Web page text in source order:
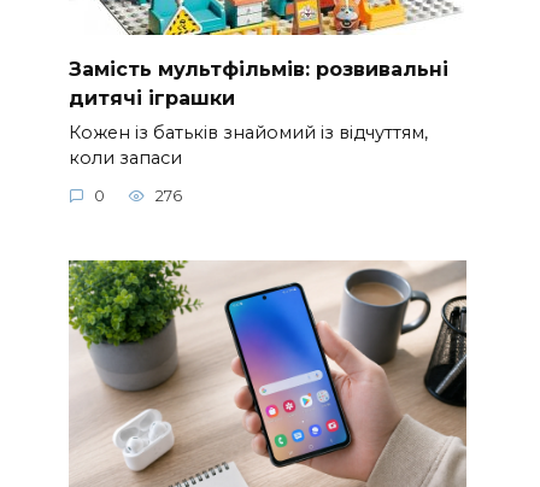
Замість мультфільмів: розвивальні
дитячі іграшки
Кожен із батьків знайомий із відчуттям,
коли запаси
0 276